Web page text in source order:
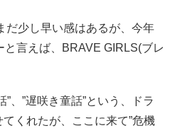
だ少し早い感はあるが、今年
言えば、BRAVE GIRLS(ブレ
、”遅咲き童話”という、ドラ
くれたが、ここに来て”危機